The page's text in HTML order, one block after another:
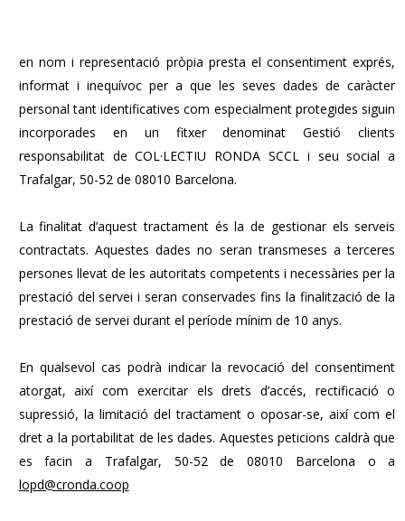
en nom i representació pròpia presta el consentiment exprés,
informat i inequívoc per a que les seves dades de caràcter
personal tant identificatives com especialment protegides siguin
incorporades en un fitxer denominat Gestió clients
responsabilitat de COL·LECTIU RONDA SCCL i seu social a
Trafalgar, 50-52 de 08010 Barcelona.
La finalitat d’aquest tractament és la de gestionar els serveis
contractats. Aquestes dades no seran transmeses a terceres
persones llevat de les autoritats competents i necessàries per la
prestació del servei i seran conservades fins la finalització de la
prestació de servei durant el període mínim de 10 anys.
En qualsevol cas podrà indicar la revocació del consentiment
atorgat, així com exercitar els drets d’accés, rectificació o
supressió, la limitació del tractament o oposar-se, així com el
dret a la portabilitat de les dades. Aquestes peticions caldrà que
es facin a Trafalgar, 50-52 de 08010 Barcelona o a
lopd@cronda.coop